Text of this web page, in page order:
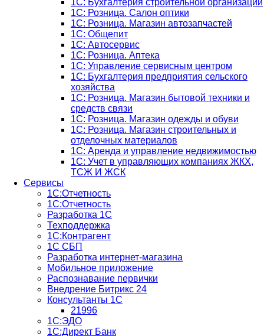
1С: Розница. Салон оптики
1С: Розница. Магазин автозапчастей
1C: Общепит
1С: Автосервис
1С: Розница. Аптека
1С: Управление сервисным центром
1С: Бухгалтерия предприятия сельского
хозяйства
1С: Розница. Магазин бытовой техники и
средств связи
1С: Розница. Магазин одежды и обуви
1С: Розница. Магазин строительных и
отделочных материалов
1С: Аренда и управление недвижимостью
1C: Учет в управляющих компаниях ЖКХ,
ТСЖ И ЖСК
Сервисы
1С:Отчетность
1С:Отчетность
Разработка 1С
Техподдержка
1С:Контрагент
1С СБП
Разработка интернет-магазина
Мобильное приложение
Распознавание первички
Внедрение Битрикс 24
Консультанты 1С
21996
1С:ЭДО
1С:Директ Банк